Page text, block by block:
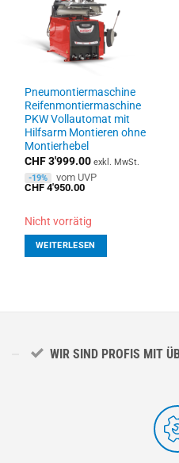
Pneumontiermaschine
Reifenmontiermaschine
PKW Vollautomat mit
Hilfsarm Montieren ohne
Montierhebel
CHF3'999.00 exkl. MwSt.
-19%
vom UVP
CHF 4'950.00
Nicht vorrätig
WEITERLESEN
WIR SIND PROFIS MIT